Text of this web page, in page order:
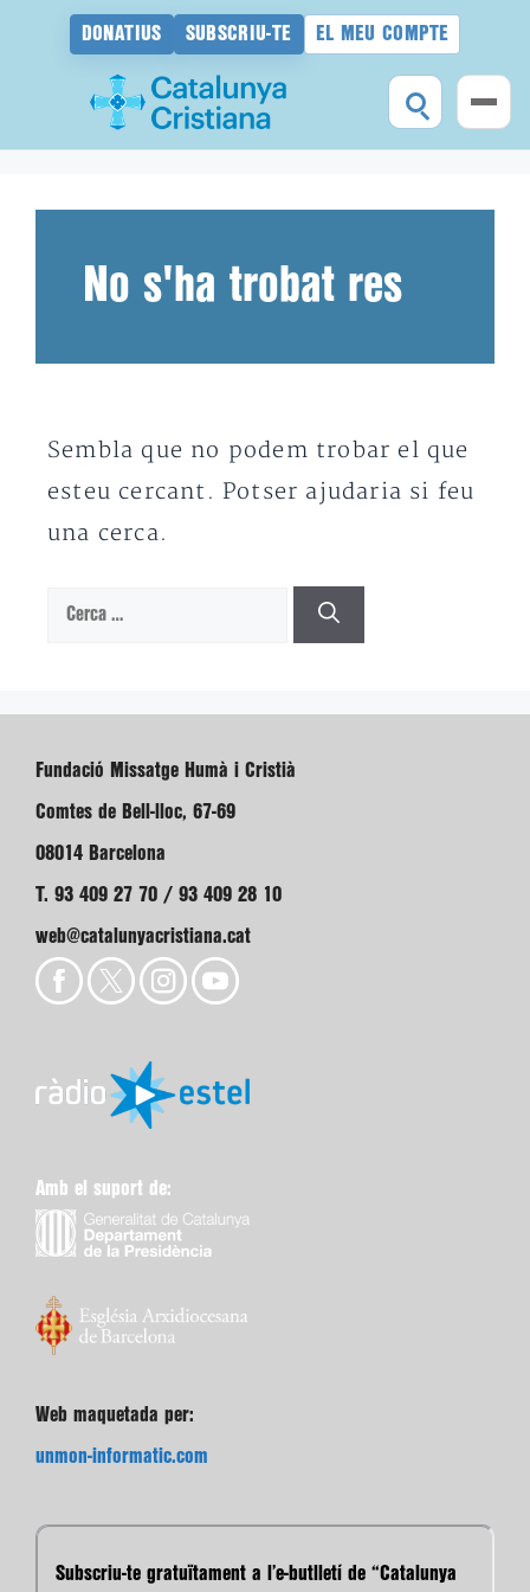
DONATIUS SUBSCRIU-TE EL MEU COMPTE
No s'ha trobat res
Sembla que no podem trobar el que
esteu cercant. Potser ajudaria si feu
una cerca.
Cerca:
Fundació Missatge Humà i Cristià
Comtes de Bell-lloc, 67-69
08014 Barcelona
T. 93 409 27 70 / 93 409 28 10
web@catalunyacristiana.cat
Amb el suport de:
Web maquetada per:
unmon-informatic.com
Subscriu-te gratuïtament a l’e-butlletí de “Catalunya